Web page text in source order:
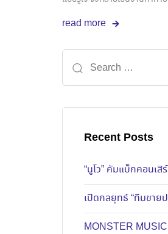
แทบไม่มีเวลาเหลือให้สิ่งอื่น ทำ
ของ “สติมา เณรน้อยอัจฉริย
โดยความร่วมมือของ มูลนิธิ
เทนเม้นท์, ที แอนด์
read more
Recent Posts
“นูโว” คัมแบ็กคอนเ
เปิดกลยุทธ์ “ทีมขาย
MONSTER